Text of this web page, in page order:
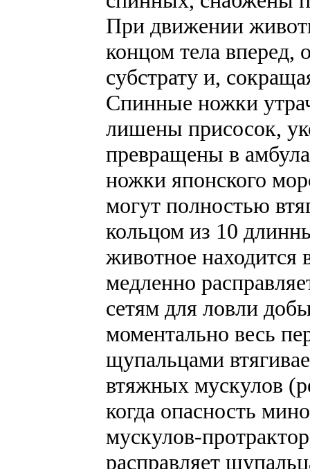
При движении
концом тела вперед,
субстрату и,
Спинные ножки
лишены присосок,
превращены в
ножки японского
могут полностью
кольцом из 10
животное находится
медленно
сетям для ловли
моментально весь
щупальцами
втяжных мускулов
когда опасность
мускулов-
расправляет